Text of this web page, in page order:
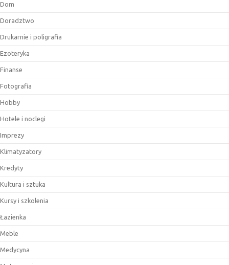
Dom
Doradztwo
Drukarnie i poligrafia
Ezoteryka
Finanse
Fotografia
Hobby
Hotele i noclegi
Imprezy
Klimatyzatory
Kredyty
Kultura i sztuka
Kursy i szkolenia
Łazienka
Meble
Medycyna